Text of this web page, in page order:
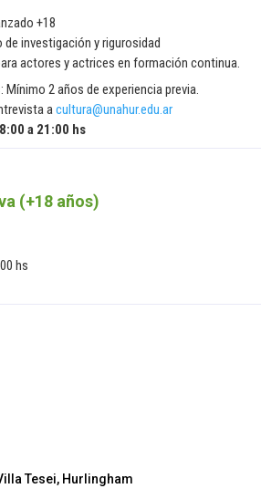
+18
de investigación y rigurosidad
actores y actrices en formación continua.
Mínimo 2 años de experiencia previa.
acultura@unahur.edu.ar
a 21:00 hs
(+18 años)
hs
Tesei, Hurlingham